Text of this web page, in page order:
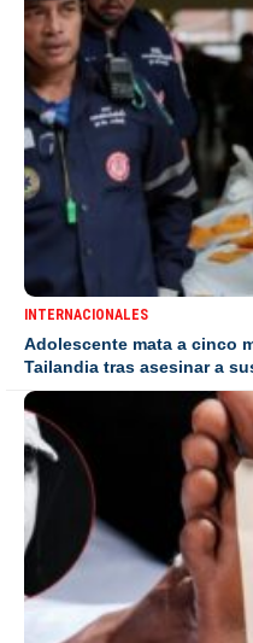
INTERNACIONALES
Adolescente mata a cinco
Tailandia tras asesinar a